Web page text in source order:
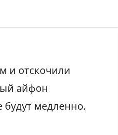
и отскочили
айфон
медленно.